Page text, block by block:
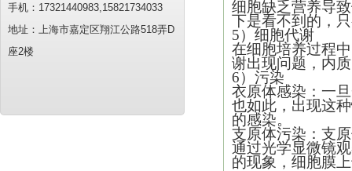
手机：17321440983,15821734033
地址：上海市嘉定区翔江公路518弄D
座2楼
细胞缺乏营养导
下是看不到的，
5）细胞代谢
在细胞培养过程
谢出现问题，内
6）污染
衣原体感染：一
也如此，出现这
的感染。
支原体污染：支
通过光学显微镜
的现象，细胞膜